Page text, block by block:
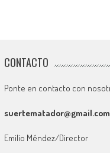
CONTACTO
Ponte en contacto con
suertematador@gmail.com
Emilio Méndez/Director